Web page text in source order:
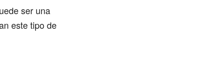
ser una
este tipo de